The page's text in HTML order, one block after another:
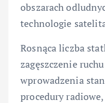
obszarach
technologie
Rosnąca liczba
zagęszczenie
wprowadzenia
procedury